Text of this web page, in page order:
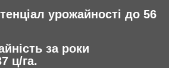
урожайності до 56
за роки
ц/га.